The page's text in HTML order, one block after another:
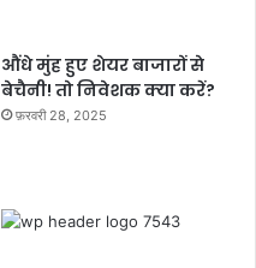
औंधे मुंह हुए शेयर बाजारों से
बेचैनी! तो निवेशक क्या करें?
फ़रवरी 28, 2025